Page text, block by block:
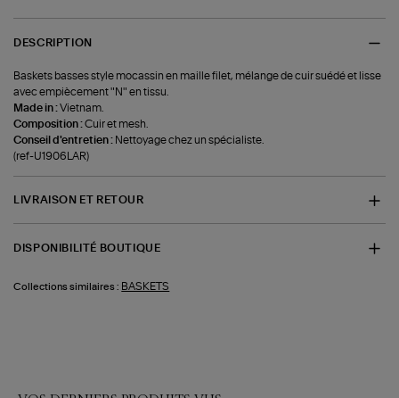
DESCRIPTION
Baskets basses style mocassin en maille filet, mélange de cuir suédé et lisse
avec empiècement "N" en tissu.
Made in :Vietnam.
Composition :Cuir et mesh.
Conseil d'entretien : Nettoyage chez un spécialiste.
(ref-U1906LAR)
LIVRAISON ET RETOUR
DISPONIBILITÉ BOUTIQUE
Collections similaires : BASKETS